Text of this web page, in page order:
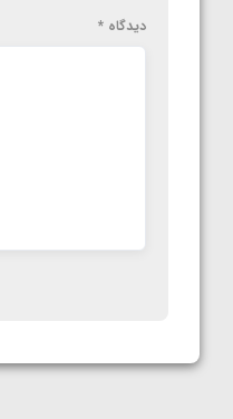
دیدگاه *